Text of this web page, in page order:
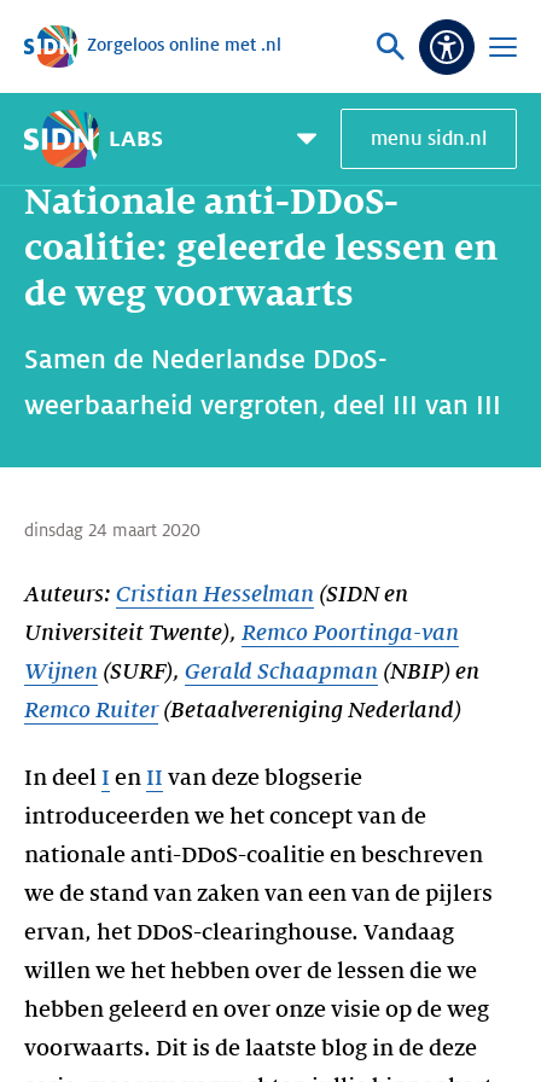
Sla navigatie over
Zorgeloos online met .nl
Vraag
zoek
Open
LABS
Pagemenu
toggle
menu sidn.nl
Home SIDN Labs
Nationale anti-DDoS-
coalitie: geleerde lessen en
de weg voorwaarts
Samen de Nederlandse DDoS-
weerbaarheid vergroten, deel III van III
dinsdag 24 maart 2020
Auteurs: Cristian Hesselman (SIDN en
Universiteit Twente), Remco Poortinga-van
Wijnen (SURF), Gerald Schaapman (NBIP) en
Remco Ruiter
In deel I en II van deze blogserie
introduceerden we het concept van de
nationale anti-DDoS-coalitie en beschreven
we de stand van zaken van een van de pijlers
ervan, het DDoS-clearinghouse. Vandaag
willen we het hebben over de lessen die we
hebben geleerd en over onze visie op de weg
voorwaarts. Dit is de laatste blog in de deze